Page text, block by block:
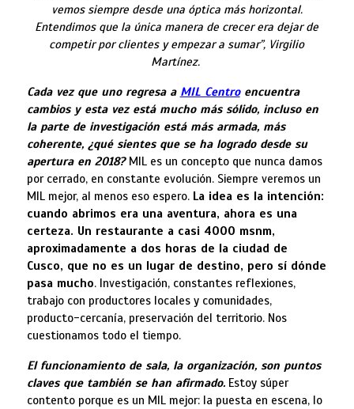
vemos siempre desde una óptica más horizontal.
Entendimos que la única manera de crecer era dejar de
competir por clientes y empezar a sumar”, Virgilio
Martínez.
Cada vez que uno regresa a MIL Centroencuentra
cambios y esta vez está mucho más sólido, incluso en
la parte de investigación está más armada, más
coherente, ¿qué sientes que se ha logrado desde su
apertura en 2018? MIL es un concepto que nunca damos
por cerrado, en constante evolución. Siempre veremos un
MIL mejor, al menos eso espero. La idea es la intención:
cuando abrimos era una aventura, ahora es una
certeza. Un restaurante a casi 4000 msnm,
aproximadamente a dos horas de la ciudad de
Cusco, que no es un lugar de destino, pero sí dónde
pasa mucho. Investigación, constantes reflexiones,
trabajo con productores locales y comunidades,
producto-cercanía, preservación del territorio. Nos
cuestionamos todo el tiempo.
El funcionamiento de sala, la organización, son puntos
claves que también se han afirmado.Estoy súper
contento porque es un MIL mejor: la puesta en escena, lo